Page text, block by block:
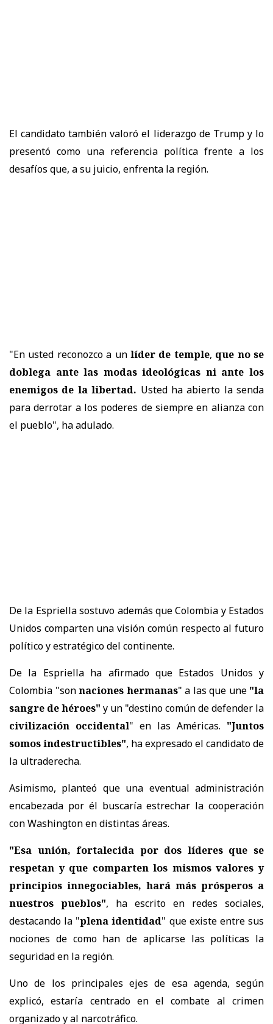
El candidato también valoró el liderazgo de Trump y lo
presentó como una referencia política frente a los
desafíos que, a su juicio, enfrenta la región.
"En usted reconozco a un líder de temple, que no se
doblega ante las modas ideológicas ni ante los
enemigos de la libertad. Usted ha abierto la senda
para derrotar a los poderes de siempre en alianza con
el pueblo", ha adulado.
De la Espriella sostuvo además que Colombia y Estados
Unidos comparten una visión común respecto al futuro
político y estratégico del continente.
De la Espriella ha afirmado que Estados Unidos y
Colombia "sonnaciones hermanas" a las que une "la
sangre de héroes" y un "destino común de defender la
civilización occidental" en las Américas. "Juntos
somos indestructibles", ha expresado el candidato de
la ultraderecha.
Asimismo, planteó que una eventual administración
encabezada por él buscaría estrechar la cooperación
con Washington en distintas áreas.
"Esa unión, fortalecida por dos líderes que se
respetan y que comparten los mismos valores y
principios innegociables, hará más prósperos a
nuestros pueblos", ha escrito en redes sociales,
destacando la "plena identidad" que existe entre sus
nociones de como han de aplicarse las políticas la
seguridad en la región.
Uno de los principales ejes de esa agenda, según
explicó, estaría centrado en el combate al crimen
organizado y al narcotráfico.